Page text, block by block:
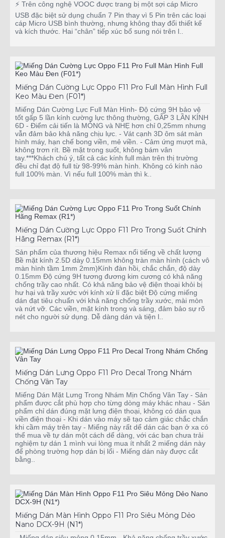
⚡ Trên công nghệ VOOC được trang bị một sợi cáp Micro
USB đặc biệt sử dụng chuẩn 7 Pin thay vì 5 Pin trên các loại
cáp Micro USB bình thường, nhưng không thay đổi thiết kế
và kích thước. Hai “chân” tiếp xúc bổ sung nói trên l..
Miếng Dán Cường Lực Oppo F11 Pro Full Màn Hình Full
Keo Màu Đen (F01*)
Miếng Dán Cường Lực Full Màn Hình- Độ cứng 9H bảo vệ
tốt gấp 5 lần kính cường lực thông thường, GẤP 3 LẦN KÍNH
6D - Điểm cải tiến là MỎNG và NHẸ hơn chỉ 0,25mm nhưng
vẫn đảm bảo khả năng chịu lực. - Vát cạnh 3D ôm sát màn
hình máy, hạn chế bong viền, mẻ viền. - Cảm ứng mượt mà,
không trơn rít. Bề mặt trong suốt, không bám vân
tay.***Khách chú ý, tất cả các kính full màn trên thị trường
đều chỉ đạt độ full từ 98-99% màn hình. Không có kính nào
full 100% màn. Vì nếu full 100% màn thì k..
Miếng Dán Cường Lực Oppo F11 Pro Trong Suốt Chính
Hãng Remax (R1*)
Sản phẩm của thương hiệu Remax nổi tiếng về chất lượng
Bề mặt kính 2.5D dày 0.15mm không tràn màn hình (cách vô
màn hình tầm 1mm 2mm)Kính đàn hồi, chắc chắn, độ dày
0.15mm Độ cứng 9H tương đương kim cương có khả năng
chống trầy cao nhất. Có khả năng bảo vệ điện thoại khỏi bị
hư hại và trầy xước với kính xử lí đặc biệt Độ cứng miếng
dán đạt tiêu chuẩn với khả năng chống trầy xước, mài mòn
và nứt vỡ. Các viền, mặt kính trong và sáng, đảm bảo sự rõ
nét cho người sử dụng. Dễ dàng dán và tiện l..
Miếng Dán Lưng Oppo F11 Pro Decal Trong Nhám
Chống Vân Tay
Miếng Dán Mặt Lưng Trong Nhám Mịn Chống Vân Tay - Sản
phẩm được cắt phù hợp cho từng dòng máy khác nhau - Sản
phẩm chỉ dán đúng mặt lưng điện thoại, không có dán qua
viền điện thoại - Khi dán vào máy sẽ tạo cảm giác chắc chắn
khi cầm máy trên tay - Miếng này rất dể dán các bạn ở xa có
thể mua về tự dán một cách dể dàng, với các bạn chưa trải
nghiệm tự dán 1 mình vui lòng mua ít nhất 2 miếng dán này
để phòng trường hợp dán bị lổi - Miếng dán này được cắt
bằng..
Miếng Dán Màn Hình Oppo F11 Pro Siêu Mỏng Dẻo
Nano DCX-9H (N1*)